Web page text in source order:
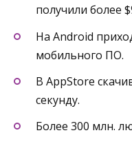
получили более
На Android
мобильного ПО.
В AppStore
секунду.
Более 300 млн.